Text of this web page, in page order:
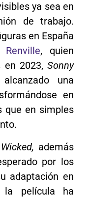
ya sea en
de trabajo.
en España
Renville, quien
en 2023,Sonny
una
en
que en simples
Wicked, además
por los
adaptación en
la película ha